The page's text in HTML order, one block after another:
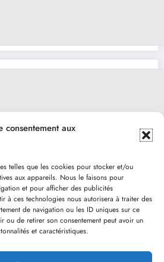
consentement aux
telles que les cookies pour stocker et/ou
aux appareils. Nous le faisons pour
et pour afficher des publicités
à ces technologies nous autorisera à traiter des
de navigation ou les ID uniques sur ce
ou de retirer son consentement peut avoir un
et caractéristiques.